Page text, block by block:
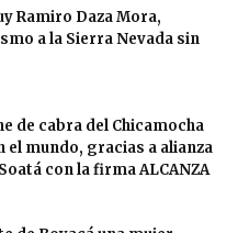
Ramiro Daza Mora,
a la Sierra Nevada sin
de cabra del Chicamocha
mundo, gracias a alianza
con la firma ALCANZA